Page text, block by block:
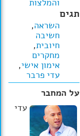
והמלצות
תגים
השראה,
חשיבה
חיובית,
מחקרים
אימון אישי,
עדי פרבר
על המחבר
עדי